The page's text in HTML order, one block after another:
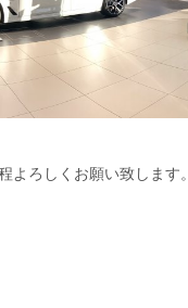
よろしくお願い致します。